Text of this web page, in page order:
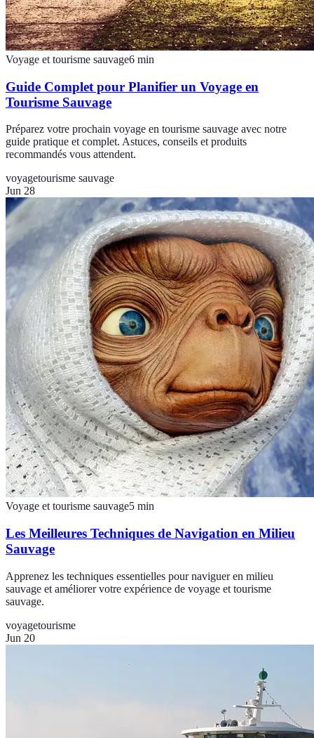
Voyage et tourisme sauvage6 min
Guide Complet pour Planifier un Voyage en
Tourisme Sauvage
Préparez votre prochain voyage en tourisme sauvage avec notre
guide pratique et complet. Astuces, conseils et produits
recommandés vous attendent.
voyagetourisme sauvage
Jun 28
Voyage et tourisme sauvage5 min
Les Meilleures Techniques de Navigation en Milieu
Sauvage
Apprenez les techniques essentielles pour naviguer en milieu
sauvage et améliorer votre expérience de voyage et tourisme
sauvage.
voyagetourisme
Jun 20